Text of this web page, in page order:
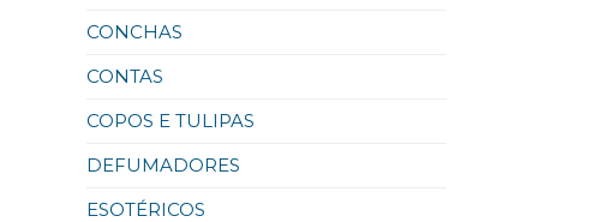
CONCHAS
CONTAS
COPOS E TULIPAS
DEFUMADORES
ESOTÉRICOS